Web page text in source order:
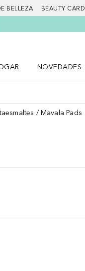
BELLEZA BEAUTY CARD
NOVEDADES
Mavala Pads